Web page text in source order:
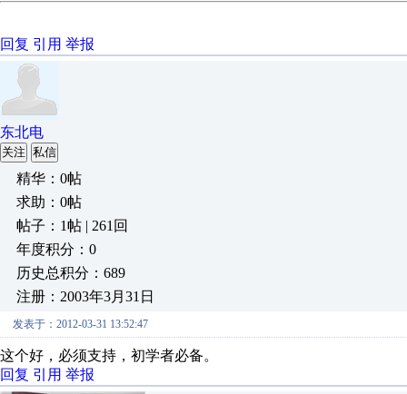
回复 引用 举报
东北电
关注 私信
精华：0帖
求助：0帖
帖子：1帖 | 261回
年度积分：0
历史总积分：689
注册：2003年3月31日
发表于：2012-03-31 13:52:47
这个好，必须支持，初学者必备。
回复 引用 举报